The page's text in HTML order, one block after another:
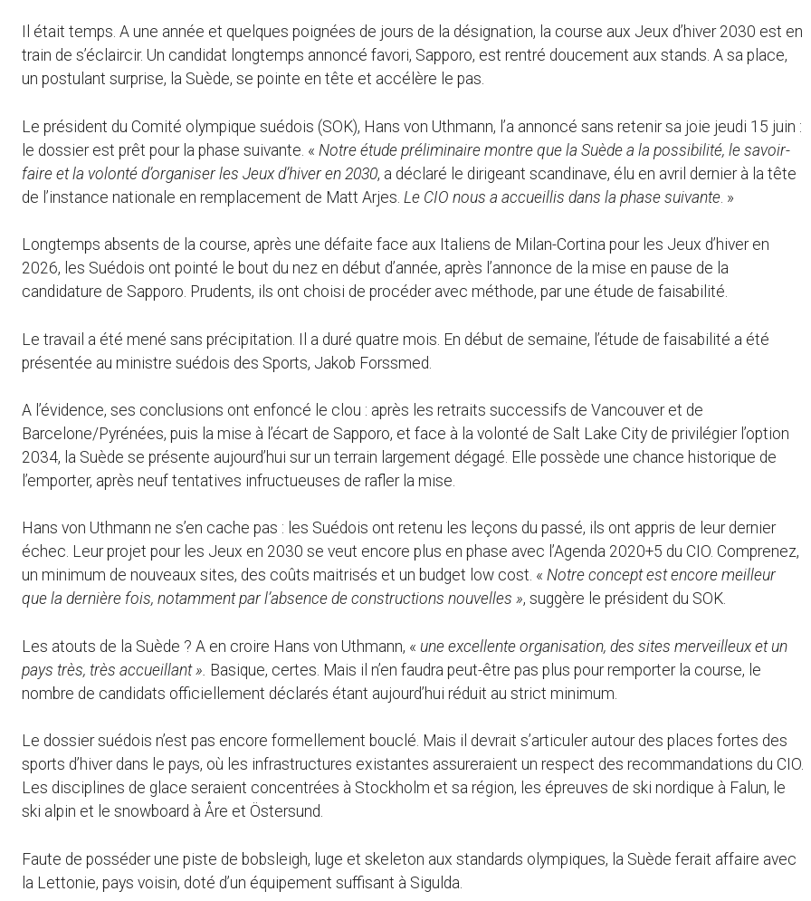
Il était temps. A une année et quelques poignées de jours de la désignation, la course aux Jeux d’hiver 2030 est en
train de s’éclaircir. Un candidat longtemps annoncé favori, Sapporo, est rentré doucement aux stands. A sa place,
un postulant surprise, la Suède, se pointe en tête et accélère le pas.
Le président du Comité olympique suédois (SOK), Hans von Uthmann, l’a annoncé sans retenir sa joie jeudi 15 juin :
le dossier est prêt pour la phase suivante. « Notre étude préliminaire montre que la Suède a la possibilité, le savoir-
faire et la volonté d’organiser les Jeux d’hiver en 2030, a déclaré le dirigeant scandinave, élu en avril dernier à la tête
de l’instance nationale en remplacement de Matt Arjes. Le CIO nous a accueillis dans la phase suivante . »
Longtemps absents de la course, après une défaite face aux Italiens de Milan-Cortina pour les Jeux d’hiver en
2026, les Suédois ont pointé le bout du nez en début d’année, après l’annonce de la mise en pause de la
candidature de Sapporo. Prudents, ils ont choisi de procéder avec méthode, par une étude de faisabilité.
Le travail a été mené sans précipitation. Il a duré quatre mois. En début de semaine, l’étude de faisabilité a été
présentée au ministre suédois des Sports, Jakob Forssmed.
A l’évidence, ses conclusions ont enfoncé le clou : après les retraits successifs de Vancouver et de
Barcelone/Pyrénées, puis la mise à l’écart de Sapporo, et face à la volonté de Salt Lake City de privilégier l’option
2034, la Suède se présente aujourd’hui sur un terrain largement dégagé. Elle possède une chance historique de
l’emporter, après neuf tentatives infructueuses de rafler la mise.
Hans von Uthmann ne s’en cache pas : les Suédois ont retenu les leçons du passé, ils ont appris de leur dernier
échec. Leur projet pour les Jeux en 2030 se veut encore plus en phase avec l’Agenda 2020+5 du CIO. Comprenez,
un minimum de nouveaux sites, des coûts maitrisés et un budget low cost. « Notre concept est encore meilleur
que la dernière fois, notamment par l’absence de constructions nouvelles », suggère le président du SOK.
Les atouts de la Suède ? A en croire Hans von Uthmann, « une excellente organisation, des sites merveilleux et un
pays très, très accueillant ». Basique, certes. Mais il n’en faudra peut-être pas plus pour remporter la course, le
nombre de candidats officiellement déclarés étant aujourd’hui réduit au strict minimum.
Le dossier suédois n’est pas encore formellement bouclé. Mais il devrait s’articuler autour des places fortes des
sports d’hiver dans le pays, où les infrastructures existantes assureraient un respect des recommandations du CIO.
Les disciplines de glace seraient concentrées à Stockholm et sa région, les épreuves de ski nordique à Falun, le
ski alpin et le snowboard à Åre et Östersund.
Faute de posséder une piste de bobsleigh, luge et skeleton aux standards olympiques, la Suède ferait affaire avec
la Lettonie, pays voisin, doté d’un équipement suffisant à Sigulda.